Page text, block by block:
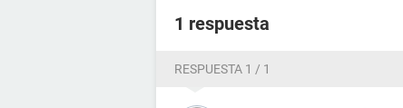
1 respuesta
RESPUESTA 1 / 1